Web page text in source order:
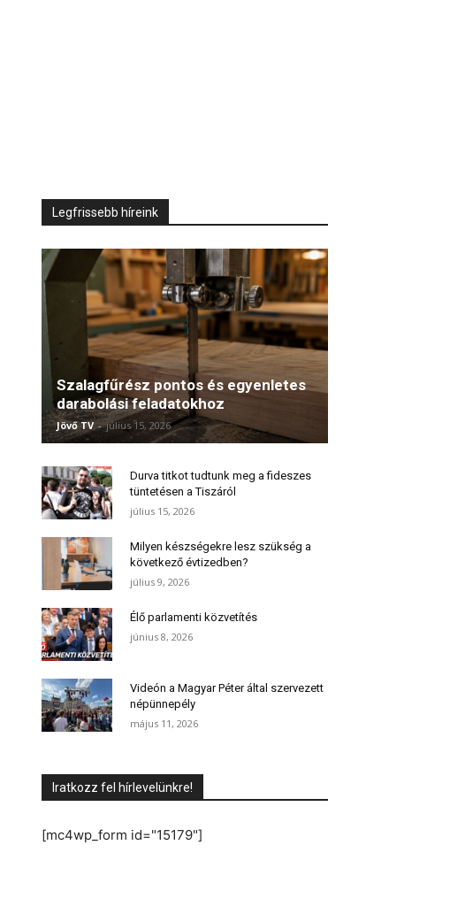
Legfrissebb híreink
Szalagfűrész pontos és egyenletes
darabolási feladatokhoz
Jövő TV - július 15, 2026
Durva titkot tudtunk meg a fideszes
tüntetésen a Tiszáról
július 15, 2026
Milyen készségekre lesz szükség a
következő évtizedben?
július 9, 2026
Élő parlamenti közvetítés
június 8, 2026
Videón a Magyar Péter által szervezett
népünnepély
május 11, 2026
Iratkozz fel hírlevelünkre!
[mc4wp_form id="15179"]